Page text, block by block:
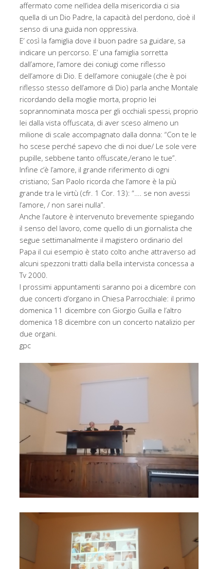
affermato come nell’idea della misericordia ci sia
quella di un Dio Padre, la capacità del perdono, cìoè il
senso di una guida non oppressiva.
E’ così la famiglia dove il buon padre sa guidare, sa
indicare un percorso. E’ una famiglia sorretta
dall’amore, l’amore dei coniugi come riflesso
dell’amore di Dio. E dell’amore coniugale (che è poi
riflesso stesso dell’amore di Dio) parla anche Montale
ricordando della moglie morta, proprio lei
soprannominata mosca per gli occhiali spessi, proprio
lei dalla vista offuscata, di aver sceso almeno un
milione di scale accompagnato dalla donna: “Con te le
ho scese perché sapevo che di noi due/ Le sole vere
pupille, sebbene tanto offuscate,/erano le tue”.
Infine c’è l’amore, il grande riferimento di ogni
cristiano; San Paolo ricorda che l’amore è la più
grande tra le virtù (cfr. 1 Cor. 13): “…. se non avessi
l’amore, / non sarei nulla”.
Anche l’autore è intervenuto brevemente spiegando
il senso del lavoro, come quello di un giornalista che
segue settimanalmente il magistero ordinario del
Papa il cui esempio è stato colto anche attraverso ad
alcuni spezzoni tratti dalla bella intervista concessa a
Tv 2000.
I prossimi appuntamenti saranno poi a dicembre con
due concerti d’organo in Chiesa Parrocchiale: il primo
domenica 11 dicembre con Giorgio Guilla e l’altro
domenica 18 dicembre con un concerto natalizio per
due organi.
gpc